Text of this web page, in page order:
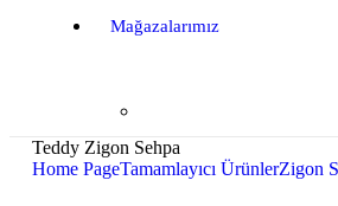
Mağazalarımız
Teddy Zigon Sehpa
Home PageTamamlayıcı ÜrünlerZigon